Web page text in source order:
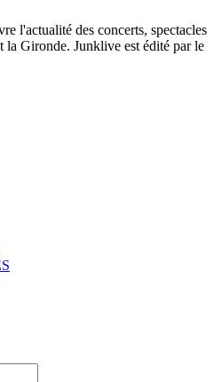
l'actualité des concerts, spectacles
la Gironde. Junklive est édité par le